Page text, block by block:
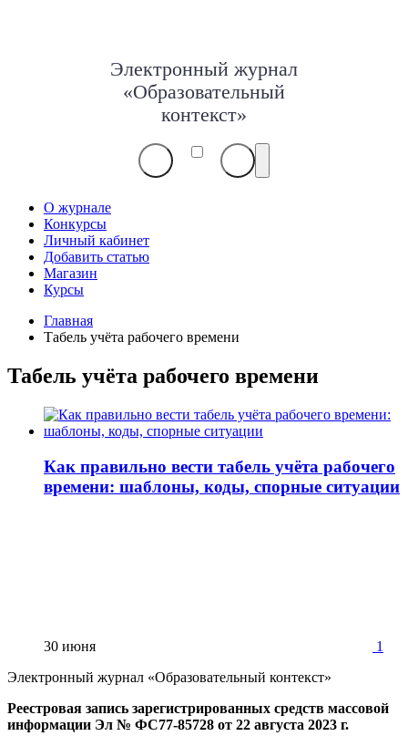
Электронный журнал
«Образовательный
контекст»
О журнале
Конкурсы
Личный кабинет
Добавить статью
Магазин
Курсы
Главная
Табель учёта рабочего времени
Табель учёта рабочего времени
Как правильно вести табель учёта рабочего
времени: шаблоны, коды, спорные ситуации
30 июня
1
Электронный журнал «Образовательный контекст»
Реестровая запись зарегистрированных средств массовой
информации Эл № ФС77-85728 от 22 августа 2023 г.